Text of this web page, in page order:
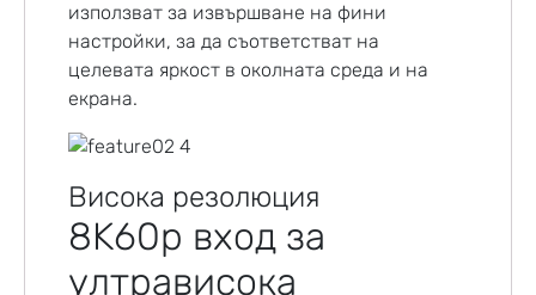
използват за извършване на фини
настройки, за да съответстват на
целевата яркост в околната среда и на
екрана.
Висока резолюция
8K60p вход за
ултрависока